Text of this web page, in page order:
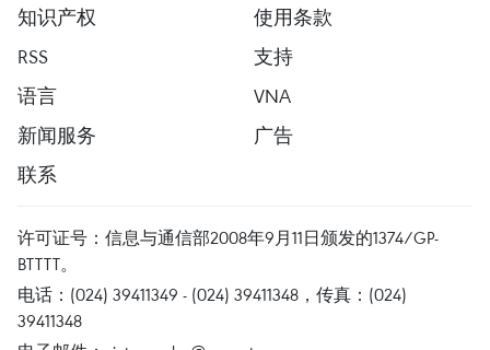
知识产权
使用条款
RSS
支持
语言
VNA
新闻服务
广告
联系
许可证号：信息与通信部2008年9月11日颁发的1374/GP-
BTTTT。
电话：(024) 39411349 - (024) 39411348，传真：(024)
39411348